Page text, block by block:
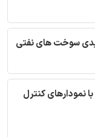
سوخت های نفتی
نمودارهای کنترل